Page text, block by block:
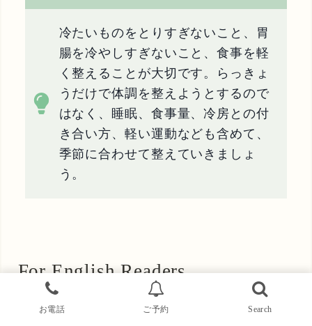
冷たいものをとりすぎないこと、胃
腸を冷やしすぎないこと、食事を軽
く整えることが大切です。らっきょ
うだけで体調を整えようとするので
はなく、睡眠、食事量、冷房との付
き合い方、軽い運動なども含めて、
季節に合わせて整えていきましょ
う。
For English Readers
お電話 ご予約 Search